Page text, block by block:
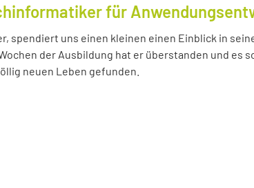
für
spendiert uns einen kleinen einen Einblick in
der Ausbildung hat er überstanden und es
neuen Leben gefunden.